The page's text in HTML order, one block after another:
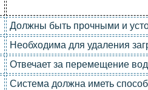
Должны быть прочными и
Необходима для удаления
Отвечает за перемещение
Система должна иметь